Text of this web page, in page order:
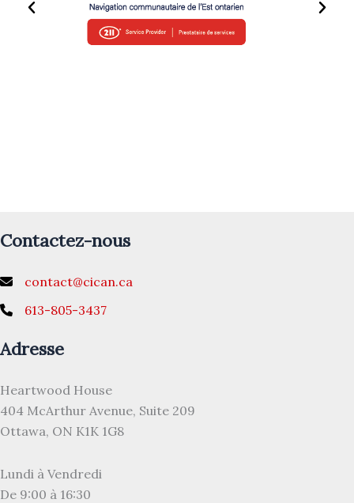
Contactez-nous
contact@cican.ca
613-805-3437
Adresse
Heartwood House
404 McArthur Avenue, Suite 209
Ottawa, ON K1K 1G8
Lundi à Vendredi
De 9:00 à 16:30